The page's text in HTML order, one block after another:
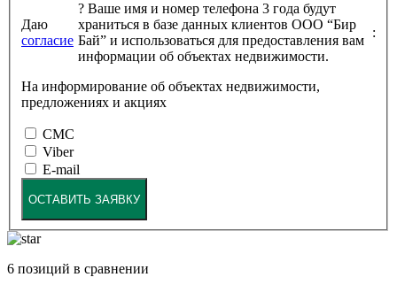
Даю
согласие
? Ваше имя и номер телефона 3 года будут
храниться в базе данных клиентов ООО “Бир
Бай” и использоваться для предоставления вам
информации об объектах недвижимости.
:
На информирование об объектах недвижимости,
предложениях и акциях
СМС
Viber
E-mail
ОСТАВИТЬ ЗАЯВКУ
6 позиций в сравнении